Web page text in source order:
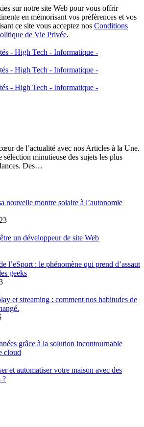
sur notre site Web pour vous offrir
en mémorisant vos préférences et vos
ce site vous acceptez nos Conditions
de Vie Privée.
de l’actualité avec nos Articles à la Une.
minutieuse des sujets les plus
Des…
nouvelle montre solaire à l’autonomie
un développeur de site Web
l’eSport : le phénomène qui prend d’assaut
geeks
et streaming : comment nos habitudes de
grâce à la solution incontournable
cloud
et automatiser votre maison avec des
?